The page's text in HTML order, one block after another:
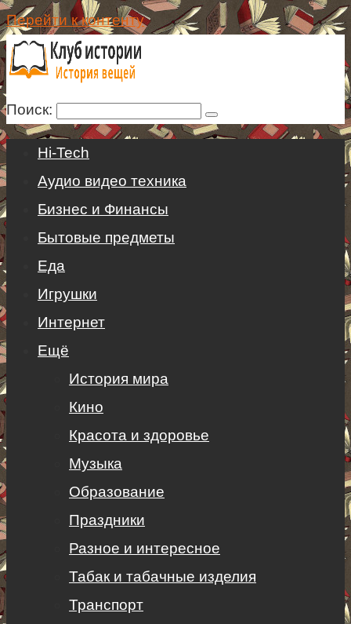
Перейти к контенту
Поиск:
Hi-Tech
Аудио видео техника
Бизнес и Финансы
Бытовые предметы
Еда
Игрушки
Интернет
Ещё
История мира
Кино
Красота и здоровье
Музыка
Образование
Праздники
Разное и интересное
Табак и табачные изделия
Транспорт